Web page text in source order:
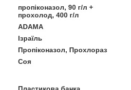
пропіконазол, 90 г/л +
прохолод, 400 г/л
ADAMA
Ізраїль
Пропіконазол, Прохлораз
Соя
Пластикова банка